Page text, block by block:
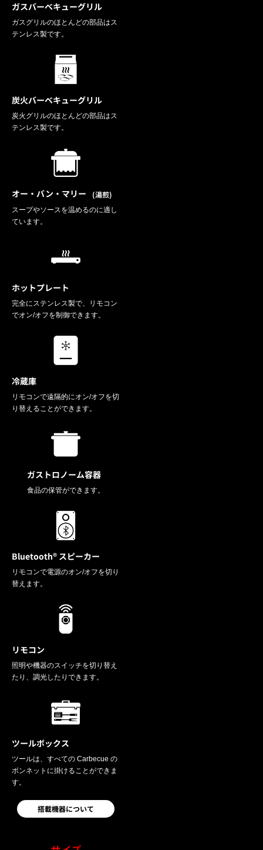
ガスバーベキューグリル
ガスグリルのほとんどの部品はス
テンレス製です。
炭火バーベキューグリル
炭火グリルのほとんどの部品はス
テンレス製です。
オー・バン・マリー (湯煎)
スープやソースを温めるのに適し
ています。
ホットプレート
完全にステンレス製で、リモコン
でオン/オフを制御できます。
冷蔵庫
リモコンで遠隔的にオン/オフを切
り替えることができます。
ガストロノーム容器
食品の保管ができます。
Bluetooth®︎ スピーカー
リモコンで電源のオン/オフを切り
替えます。
リモコン
照明や機器のスイッチを切り替え
たり、調光したりできます。
ツールボックス
ツールは、すべての Carbecue の
ボンネットに掛けることができま
す。
搭載機器について